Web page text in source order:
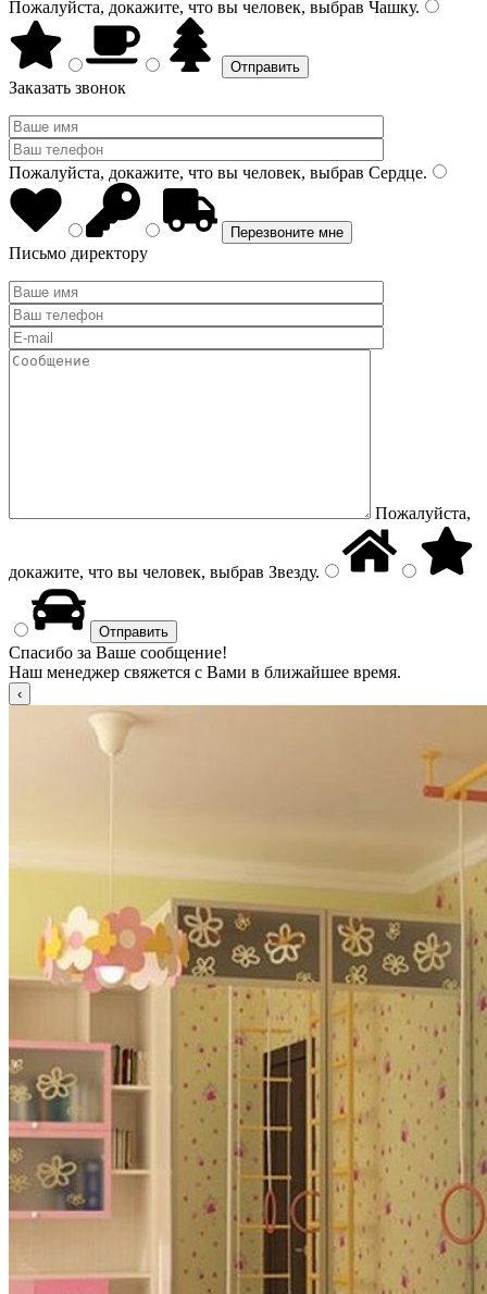
Пожалуйста, докажите, что вы человек, выбрав Чашку.
Заказать звонок
Пожалуйста, докажите, что вы человек, выбрав Сердце.
Письмо директору
Пожалуйста,
докажите, что вы человек, выбрав Звезду.
Спасибо за Ваше сообщение!
Наш менеджер свяжется с Вами в ближайшее время.